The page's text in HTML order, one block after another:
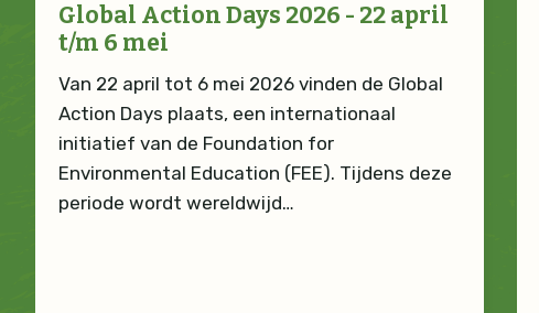
Global Action Days 2026 - 22 april
t/m 6 mei
Van 22 april tot 6 mei 2026 vinden de Global
Action Days plaats, een internationaal
initiatief van de Foundation for
Environmental Education (FEE). Tijdens deze
periode wordt wereldwijd…